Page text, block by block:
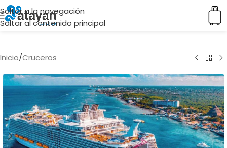
Saltar a la navegación
Saltar al contenido principal
Inicio/Cruceros